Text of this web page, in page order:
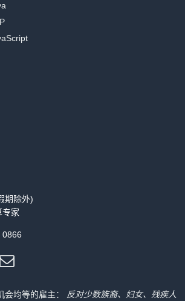
期除外)
专家
0866
会均等的雇主： 反对少数族裔、妇女、残疾人